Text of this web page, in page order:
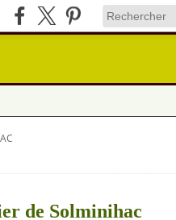
de Solminihac